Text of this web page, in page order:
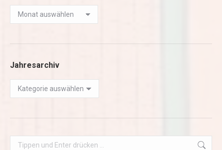
Monatsarchiv
Jahresarchiv
Jahresarchiv
Search: